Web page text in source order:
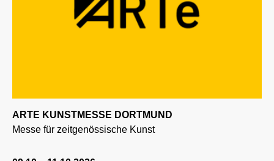
ARTE KUNSTMESSE DORTMUND
Messe für zeitgenössische Kunst